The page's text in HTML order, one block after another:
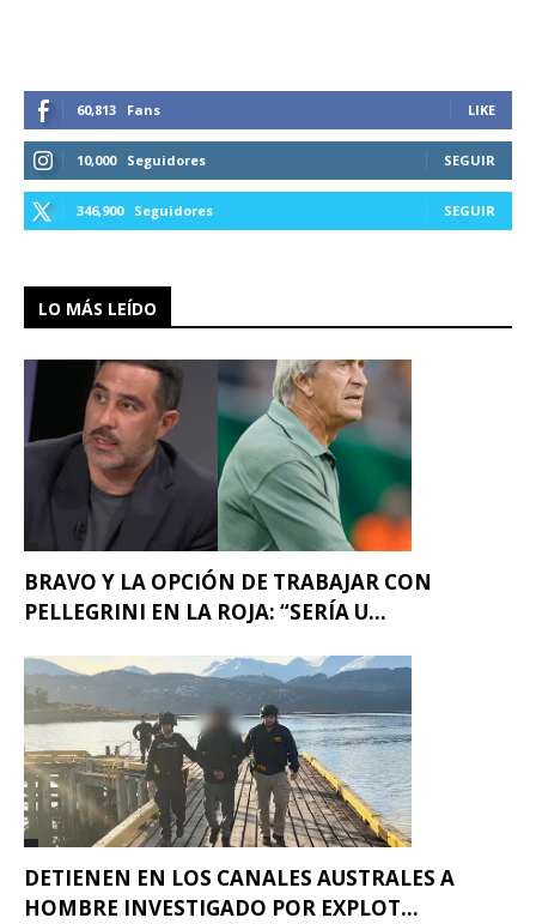
60,813 Fans LIKE
10,000 Seguidores SEGUIR
346,900 Seguidores SEGUIR
LO MÁS LEÍDO
BRAVO Y LA OPCIÓN DE TRABAJAR CON
PELLEGRINI EN LA ROJA: “SERÍA U...
DETIENEN EN LOS CANALES AUSTRALES A
HOMBRE INVESTIGADO POR EXPLOT...